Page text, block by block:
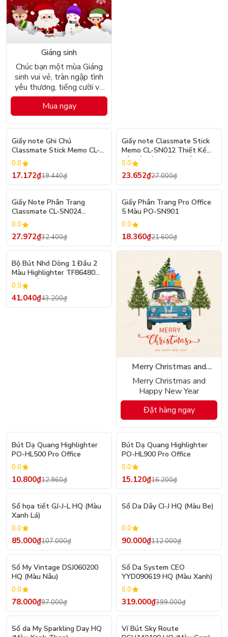
Giáng sinh
Chúc bạn một mùa Giáng
sinh vui vẻ, tràn ngập tình
yêu thương, tiếng cười và
mọi niềm vui mà mùa này
mang lại!
Mua ngay
Giấy note Ghi Chú
Classmate Stick Memo CL-
SN009
0.0
17.172₫19.440₫
- 12%
Giấy note Classmate Stick
Memo CL-SN012 Thiết Kế
Cây và Mèo, Dùng Để Ghi
Chú, Trang Trí Sổ Vở Tiện
Lợi
0.0
23.652₫27.000₫
Giấy Note Phân Trang
Classmate CL-SN024
Macarons
0.0
27.972₫32.400₫
- 15%
Giấy Phân Trang Pro Office
5 Màu PO-SN901
0.0
18.360₫21.600₫
- 5%
Bộ Bút Nhớ Dòng 1 Đầu 2
Màu Highlighter TF86480
(03 Chiếc)
0.0
41.040₫43.200₫
Merry Christmas and
Happy New Year
Merry Christmas and
Happy New Year
Đặt hàng ngay
Bút Dạ Quang Highlighter
PO-HL500 Pro Office
0.0
10.800₫12.960₫
Bút Dạ Quang Highlighter
PO-HL900 Pro Office
0.0
15.120₫16.200₫
- 21%
Sổ họa tiết GJ-J-L HQ (Màu
Xanh Lá)
0.0
85.000₫107.000₫
- 20%
Sổ Da Dây CI-J HQ (Màu Be)
0.0
90.000₫112.000₫
- 20%
Sổ My Vintage DSJ060200
HQ (Màu Nâu)
0.0
78.000₫97.000₫
Sổ Da System CEO
YYD090619 HQ (Màu Xanh)
0.0
319.000₫399.000₫
- 20%
Sổ da My Sparkling Day HQ
Ví Bút Sky Route